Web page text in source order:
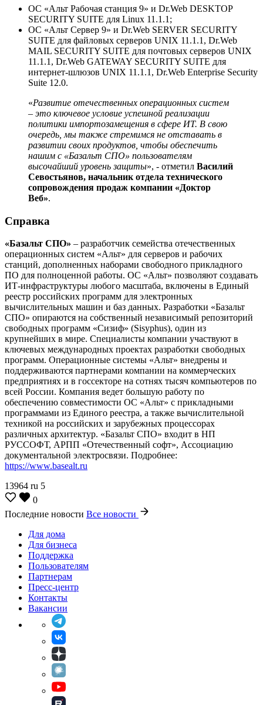
ОС «Альт Рабочая станция 9» и Dr.Web DESKTOP
SECURITY SUITE для Linux 11.1.1;
ОС «Альт Сервер 9» и Dr.Web SERVER SECURITY
SUITE для файловых серверов UNIX 11.1.1, Dr.Web
MAIL SECURITY SUITE для почтовых серверов UNIX
11.1.1, Dr.Web GATEWAY SECURITY SUITE для
интернет-шлюзов UNIX 11.1.1, Dr.Web Enterprise Security
Suite 12.0.
«Развитие отечественных операционных систем
– это ключевое условие успешной реализации
политики импортозамещения в сфере ИТ. В свою
очередь, мы также стремимся не отставать в
развитии своих продуктов, чтобы обеспечить
нашим с «Базальт СПО» пользователям
высочайший уровень защиты», - отметил Василий
Севостьянов, начальник отдела технического
сопровождения продаж компании «Доктор
Веб».
Справка
«Базальт СПО» – разработчик семейства отечественных
операционных систем «Альт» для серверов и рабочих
станций, дополненных наборами свободного прикладного
ПО для полноценной работы. ОС «Альт» позволяют создавать
ИТ-инфраструктуры любого масштаба, включены в Единый
реестр российских программ для электронных
вычислительных машин и баз данных. Разработки «Базальт
СПО» опираются на собственный независимый репозиторий
свободных программ «Сизиф» (Sisyphus), один из
крупнейших в мире. Специалисты компании участвуют в
ключевых международных проектах разработки свободных
программ. Операционные системы «Альт» внедрены и
поддерживаются партнерами компании на коммерческих
предприятиях и в госсекторе на сотнях тысяч компьютеров по
всей России. Компания ведет большую работу по
обеспечению совместимости ОС «Альт» с прикладными
программами из Единого реестра, а также вычислительной
техникой на российских и зарубежных процессорах
различных архитектур. «Базальт СПО» входит в НП
РУССОФТ, АРПП «Отечественный софт», Ассоциацию
документальной электросвязи. Подробнее:
https://www.basealt.ru
13964 ru 5
0
Последние новости Все новости
Для дома
Для бизнеса
Поддержка
Пользователям
Партнерам
Пресс-центр
Контакты
Вакансии